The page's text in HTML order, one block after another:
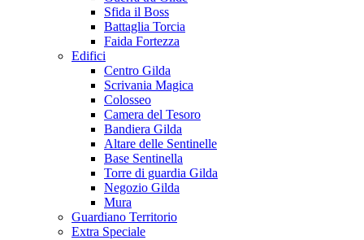
Sfida il Boss
Battaglia Torcia
Faida Fortezza
Edifici
Centro Gilda
Scrivania Magica
Colosseo
Camera del Tesoro
Bandiera Gilda
Altare delle Sentinelle
Base Sentinella
Torre di guardia Gilda
Negozio Gilda
Mura
Guardiano Territorio
Extra Speciale